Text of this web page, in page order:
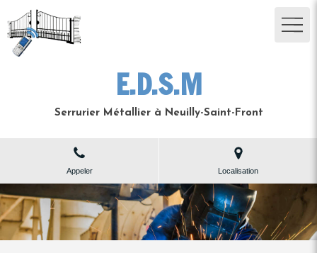
E.D.S.M
Serrurier Métallier à Neuilly-Saint-Front
Appeler Localisation